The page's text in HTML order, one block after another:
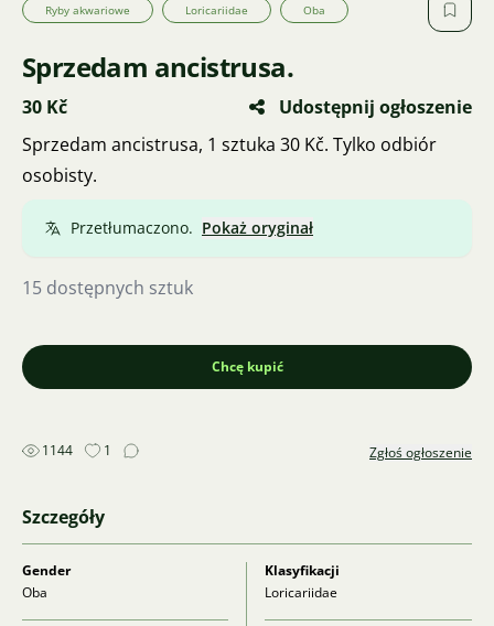
Ryby akwariowe Loricariidae Oba
Sprzedam ancistrusa.
30 Kč
Udostępnij ogłoszenie
Sprzedam ancistrusa, 1 sztuka 30 Kč. Tylko odbiór
osobisty.
Przetłumaczono. Pokaż oryginał
15 dostępnych sztuk
Chcę kupić
1144 1 Zgłoś ogłoszenie
Szczegóły
Gender
Oba
Klasyfikacji
Loricariidae